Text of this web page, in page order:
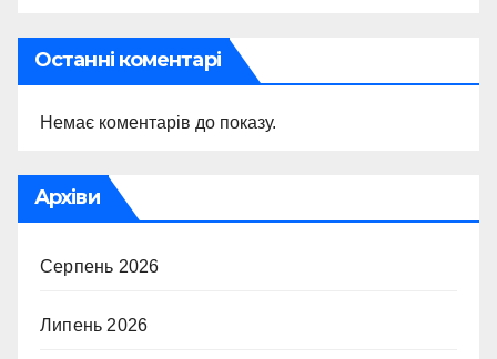
Останні коментарі
Немає коментарів до показу.
Архіви
Серпень 2026
Липень 2026